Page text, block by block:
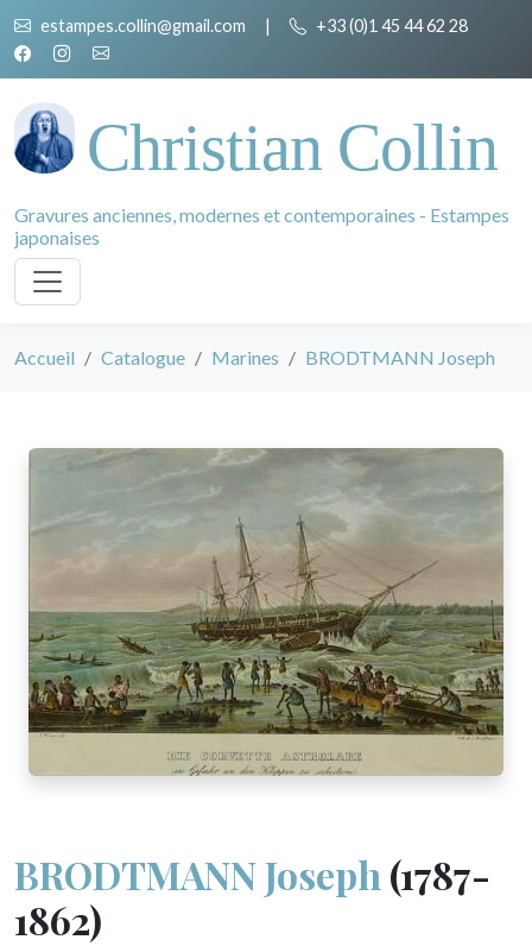
estampes.collin@gmail.com | +33 (0)1 45 44 62 28
Christian Collin
Gravures anciennes, modernes et contemporaines - Estampes
japonaises
Accueil Catalogue Marines BRODTMANN Joseph
BRODTMANN Joseph (1787-
1862)